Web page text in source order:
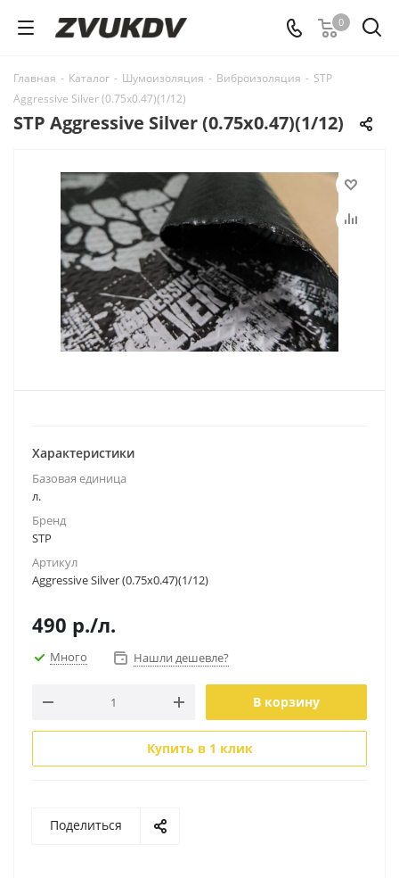
0
Главная - Каталог - Шумоизоляция - Виброизоляция - STP
Aggressive Silver (0.75x0.47)(1/12)
STP Aggressive Silver (0.75x0.47)(1/12)
Характеристики
Базовая единица
л.
Бренд
STP
Артикул
Aggressive Silver (0.75x0.47)(1/12)
490 р./л.
Много Нашли дешевле?
В корзину
Купить в 1 клик
Поделиться